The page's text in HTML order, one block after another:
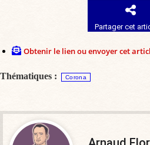
Partager cet
Obtenir le lien ou envoyer cet
Thématiques : Corona